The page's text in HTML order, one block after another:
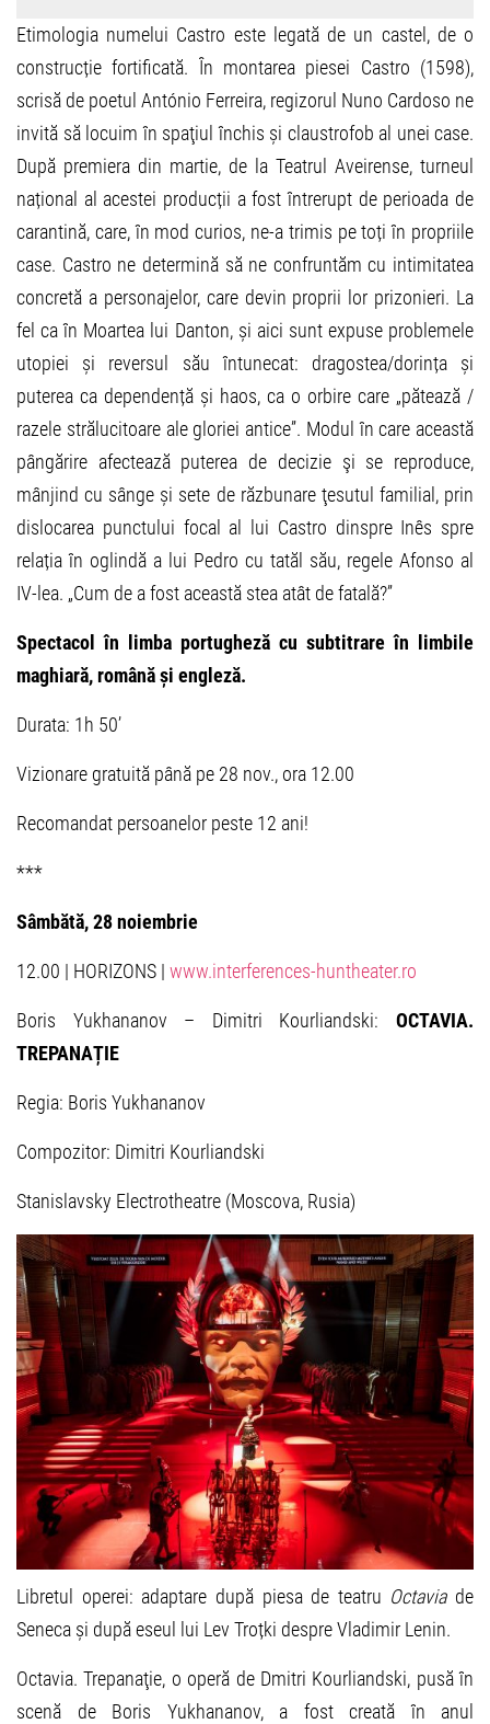
Etimologia numelui Castro este legată de un castel, de o
construcție fortificată. În montarea piesei Castro (1598),
scrisă de poetul António Ferreira, regizorul Nuno Cardoso ne
invită să locuim în spaţiul închis și claustrofob al unei case.
După premiera din martie, de la Teatrul Aveirense, turneul
național al acestei producții a fost întrerupt de perioada de
carantină, care, în mod curios, ne-a trimis pe toți în propriile
case. Castro ne determină să ne confruntăm cu intimitatea
concretă a personajelor, care devin proprii lor prizonieri. La
fel ca în Moartea lui Danton, și aici sunt expuse problemele
utopiei și reversul său întunecat: dragostea/dorința și
puterea ca dependență și haos, ca o orbire care „pătează /
razele strălucitoare ale gloriei antice”. Modul în care această
pângărire afectează puterea de decizie şi se reproduce,
mânjind cu sânge și sete de răzbunare ţesutul familial, prin
dislocarea punctului focal al lui Castro dinspre Inês spre
relația în oglindă a lui Pedro cu tatăl său, regele Afonso al
IV-lea. „Cum de a fost această stea atât de fatală?”
Spectacol în limba portugheză cu subtitrare în limbile
maghiară,română și engleză.
Durata: 1h 50’
Vizionare gratuită până pe 28 nov., ora 12.00
Recomandat persoanelor peste 12 ani!
***
Sâmbătă, 28 noiembrie
12.00 | HORIZONS | www.interferences-huntheater.ro
Boris Yukhananov – Dimitri Kourliandski: OCTAVIA.
TREPANAȚIE
Regia: Boris Yukhananov
Compozitor: Dimitri Kourliandski
Stanislavsky Electrotheatre (Moscova, Rusia)
Libretul operei: adaptare după piesa de teatru Octaviade
Seneca și după eseul lui Lev Troțki despre Vladimir Lenin.
Octavia. Trepanaţie, o operă de Dmitri Kourliandski, pusă în
scenă de Boris Yukhananov, a fost creată în anul